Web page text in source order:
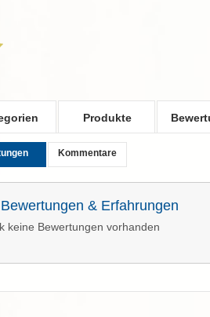
Produkte
Kommentare
& Erfahrungen
keine Bewertungen vorhanden